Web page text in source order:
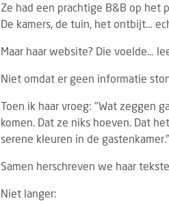
Ze had een prachtige B&B op het
De kamers, de tuin, het ontbijt…
Maar haar website? Die voelde…
Niet omdat er geen informatie
Toen ik haar vroeg: "Wat zeggen
komen. Dat ze niks hoeven. Dat
serene kleuren in de
Samen herschreven we haar
Niet langer: